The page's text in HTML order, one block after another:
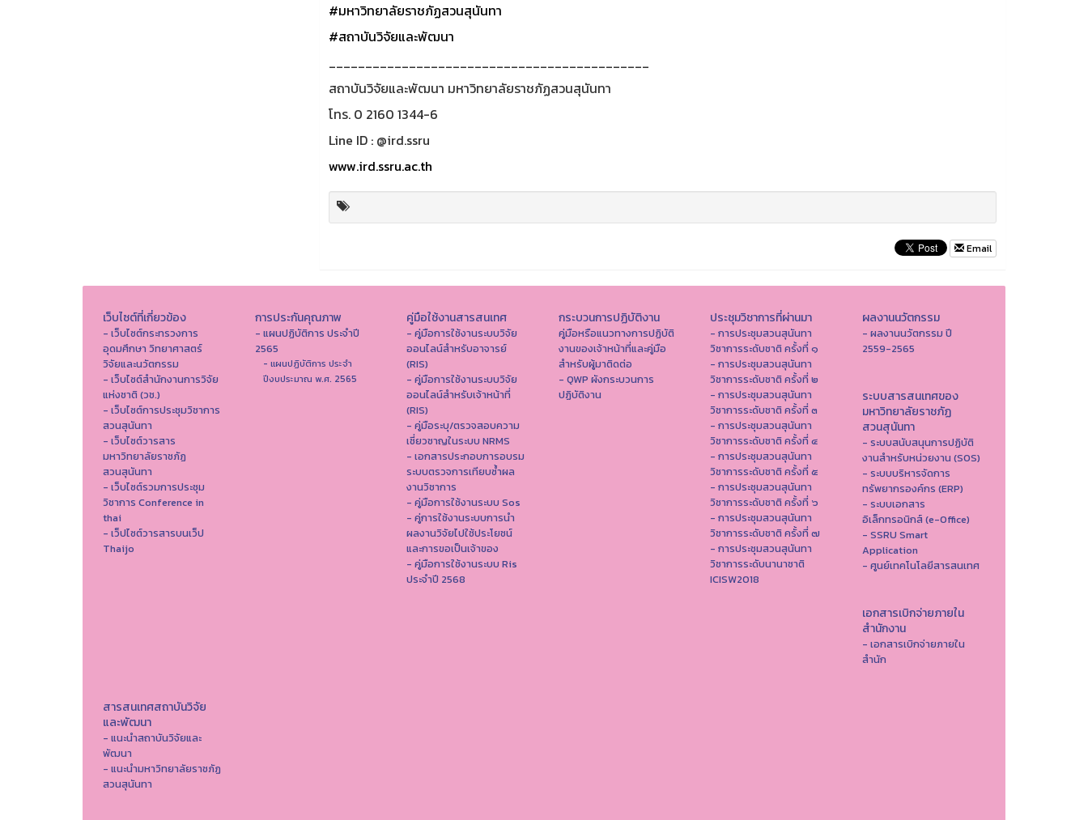
#มหาวิทยาลัยราชภัฏสวนสุนันทา
#สถาบันวิจัยและพัฒนา
____________________________________________
สถาบันวิจัยและพัฒนา มหาวิทยาลัยราชภัฏสวนสุนันทา
โทร. 0 2160 1344-6
Line ID : @ird.ssru
www.ird.ssru.ac.th
Email
เว็บไซต์ที่เกี่ยวข้อง
- เว็บไซต์กระทรวงการ
อุดมศึกษา วิทยาศาสตร์
วิจัยและนวัตกรรม
- เว็บไซต์สำนักงานการวิจัย
แห่งชาติ (วช.)
- เว็บไซต์การประชุมวิชาการ
สวนสุนันทา
- เว็บไซต์วารสาร
มหาวิทยาลัยราชภัฏ
สวนสุนันทา
- เว็บไซต์รวมการประชุม
วิชาการ Conference in
thai
- เว็ปไซต์วารสารบนเว็ป
Thaijo
การประกันคุณภาพ
- แผนปฏิบัติการ ประจำปี
2565
- แผนปฏิบัติการ ประจำ
ปีงบประมาณ พ.ศ. 2565
คู่มือใช้งานสารสนเทศ
- คู่มือการใช้งานระบบวิจัย
ออนไลน์สำหรับอาจารย์
(RIS)
- คู่มือการใช้งานระบบวิจัย
ออนไลน์สำหรับเจ้าหน้าที่
(RIS)
- คู่มือระบุ/ตรวจสอบความ
เชี่ยวชาญในระบบ NRMS
- เอกสารประกอบการอบรม
ระบบตรวจการเทียบซ้ำผล
งานวิชาการ
- คู่มือการใช้งานระบบ Sos
- คู่การใช้งานระบบการนำ
ผลงานวิจัยไปใช้ประโยชน์
และการขอเป็นเจ้าของ
- คู่มือการใช้งานระบบ Ris
ประจำปี 2568
กระบวนการปฏิบัติงาน
คู่มือหรือแนวทางการปฏิบัติ
งานของเจ้าหน้าที่และคู่มือ
สำหรับผู้มาติดต่อ
- QWP ผังกระบวนการ
ปฏิบัติงาน
ประชุมวิชาการที่ผ่านมา
- การประชุมสวนสุนันทา
วิชาการระดับชาติ ครั้งที่ ๑
- การประชุมสวนสุนันทา
วิชาการระดับชาติ ครั้งที่ ๒
- การประชุมสวนสุนันทา
วิชาการระดับชาติ ครั้งที่ ๓
- การประชุมสวนสุนันทา
วิชาการระดับชาติ ครั้งที่ ๔
- การประชุมสวนสุนันทา
วิชาการระดับชาติ ครั้งที่ ๕
- การประชุมสวนสุนันทา
วิชาการระดับชาติ ครั้งที่ ๖
- การประชุมสวนสุนันทา
วิชาการระดับชาติ ครั้งที่ ๗
- การประชุมสวนสุนันทา
วิชาการระดับนานาชาติ
ICISW2018
ผลงานนวัตกรรม
- ผลงานนวัตกรรม ปี
2559-2565
ระบบสารสนเทศของ
มหาวิทยาลัยราชภัฏ
สวนสุนันทา
- ระบบสนับสนุนการปฏิบัติ
งานสำหรับหน่วยงาน (SOS)
- ระบบบริหารจัดการ
ทรัพยากรองค์กร (ERP)
- ระบบเอกสาร
อิเล็กทรอนิกส์ (e-Office)
- SSRU Smart
Application
- ศูนย์เทคโนโลยีสารสนเทศ
เอกสารเบิกจ่ายภายใน
สำนักงาน
- เอกสารเบิกจ่ายภายใน
สำนัก
สารสนเทศสถาบันวิจัย
และพัฒนา
- แนะนำสถาบันวิจัยและ
พัฒนา
- แนะนำมหาวิทยาลัยราชภัฏ
สวนสุนันทา